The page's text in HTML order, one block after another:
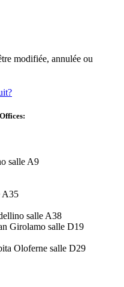
modifiée, annulée ou
:
salle A9
A35
salle A38
Girolamo salle D19
Oloferne salle D29